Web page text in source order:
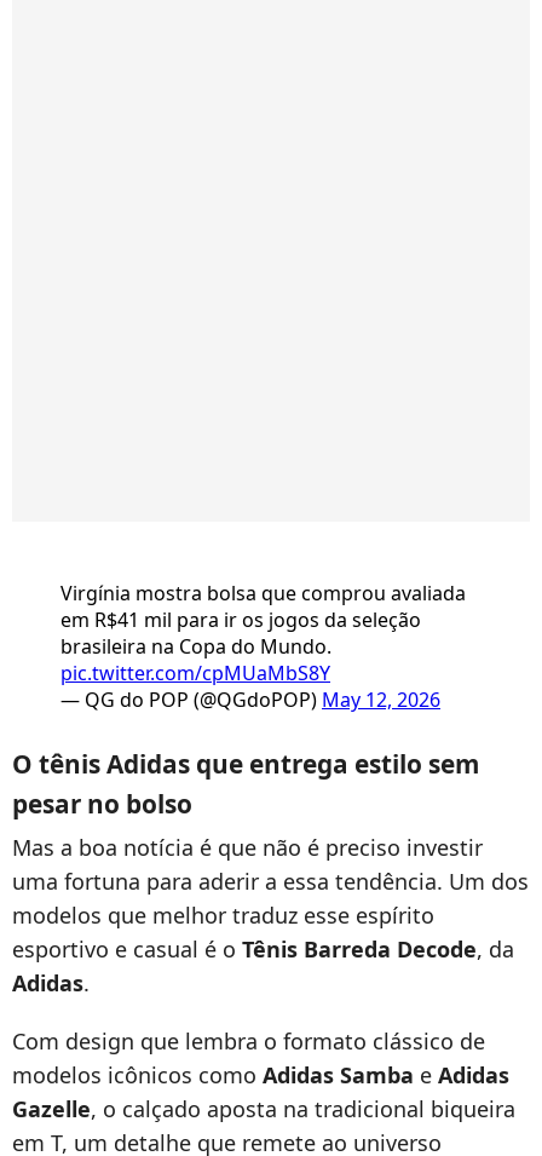
Virgínia mostra bolsa que comprou avaliada
em R$41 mil para ir os jogos da seleção
brasileira na Copa do Mundo.
pic.twitter.com/cpMUaMbS8Y
— QG do POP (@QGdoPOP) May 12, 2026
O tênis Adidas que entrega estilo sem
pesar no bolso
Mas a boa notícia é que não é preciso investir
uma fortuna para aderir a essa tendência. Um dos
modelos que melhor traduz esse espírito
esportivo e casual é o Tênis Barreda Decode, da
Adidas.
Com design que lembra o formato clássico de
modelos icônicos como Adidas Samba e Adidas
Gazelle, o calçado aposta na tradicional biqueira
em T, um detalhe que remete ao universo